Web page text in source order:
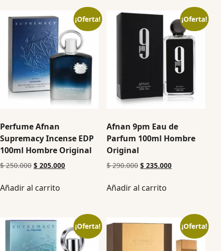
¡Oferta!
Perfume Afnan
Supremacy Incense EDP
100ml Hombre Original
$250.000 $ 205.000
Añadir al carrito
¡Oferta!
Afnan 9pm Eau de
Parfum 100ml Hombre
Original
$290.000 $ 235.000
Añadir al carrito
¡Oferta! ¡Oferta!